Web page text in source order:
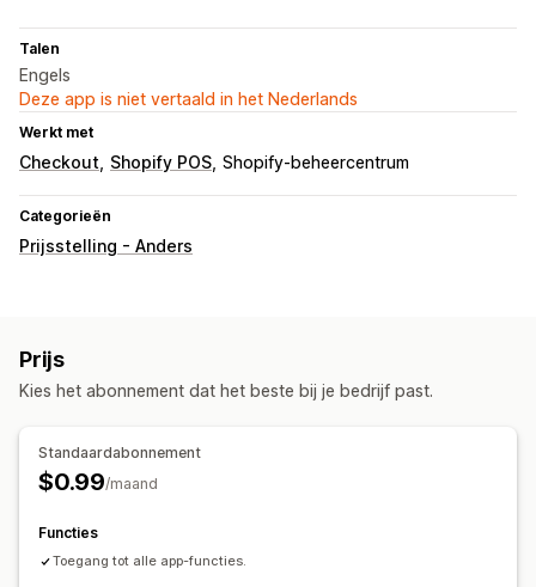
Talen
Engels
Deze app is niet vertaald in het Nederlands
Werkt met
Checkout Shopify POS Shopify-beheercentrum
Categorieën
Prijsstelling - Anders
Prijs
Kies het abonnement dat het beste bij je bedrijf past.
Standaardabonnement
$0.99/maand
Functies
Toegang tot alle app-functies.